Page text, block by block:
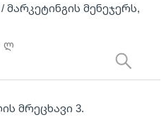
მენეჯერს,
ლ
მრეცხავი 3.